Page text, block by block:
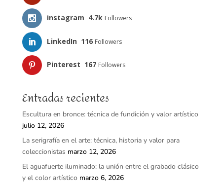
instagram 4.7k Followers
LinkedIn 116 Followers
Pinterest 167 Followers
Entradas recientes
Escultura en bronce: técnica de fundición y valor artístico
julio 12, 2026
La serigrafía en el arte: técnica, historia y valor para
coleccionistas marzo 12, 2026
El aguafuerte iluminado: la unión entre el grabado clásico
y el color artístico marzo 6, 2026